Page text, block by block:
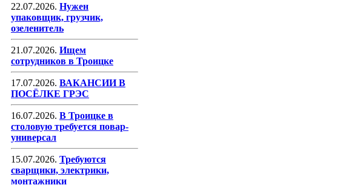
22.07.2026. Нужен
упаковщик, грузчик,
озеленитель
21.07.2026. Ищем
сотрудников в Троицке
17.07.2026. ВАКАНСИИ В
ПОСЁЛКЕ ГРЭС
16.07.2026. В Троицке в
столовую требуется повар-
универсал
15.07.2026. Требуются
сварщики, электрики,
монтажники